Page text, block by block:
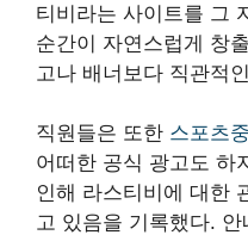
티비라는 사이트를 그
순간이 자연스럽게 창
고나 배너보다 직관적
직원들은 또한 스포츠
어떠한 공식 광고도 하
인해 라스티비에 대한
고 있음을 기록했다.